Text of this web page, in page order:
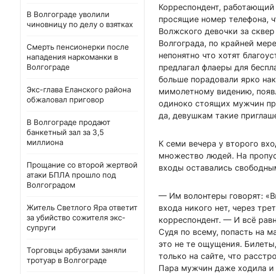
В Волгограде уволили
чиновницу по делу о взятках
Смерть пенсионерки после
нападения наркоманки в
Волгограде
Экс-глава Еланского района
обжаловал приговор
В Волгограде продают
банкетный зал за 3,5
миллиона
Прощание со второй жертвой
атаки БПЛА прошло под
Волгоградом
Житель Светлого Яра ответит
за убийство сожителя экс-
супруги
Торговцы арбузами заняли
тротуар в Волгограде
Корреспондент,
просящие номер телефона,
Волжского девочки за
Волгограда, по крайней
непонятно что хотят
предлагал флаеры для
больше порадовали ярко
мимолетному видению,
одиноко стоящих мужчин
да, девушкам такие
К семи вечера у второго
множество людей. На
входы оставались
— Им волонтеры говорят:
входа никого нет, через
корреспондент. — И всё
Судя по всему, попасть на
это не те ощущения.
только на сайте, что
Пара мужчин даже ходила и